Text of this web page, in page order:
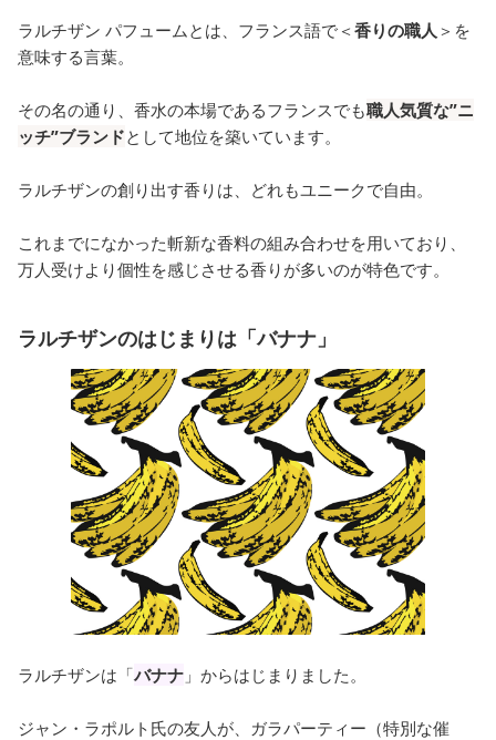
ラルチザン パフュームとは、フランス語で＜香りの職人 ＞を
意味する言葉。
その名の通り、香水の本場であるフランスでも職人気質な”ニ
ッチ”ブランドとして地位を築いています。
ラルチザンの創り出す香りは、どれもユニークで自由。
これまでになかった斬新な香料の組み合わせを用いており、
万人受けより個性を感じさせる香りが多いのが特色です。
ラルチザンのはじまりは「バナナ」
ラルチザンは「バナナ 」からはじまりました。
ジャン・ラポルト氏の友人が、ガラパーティー（特別な催